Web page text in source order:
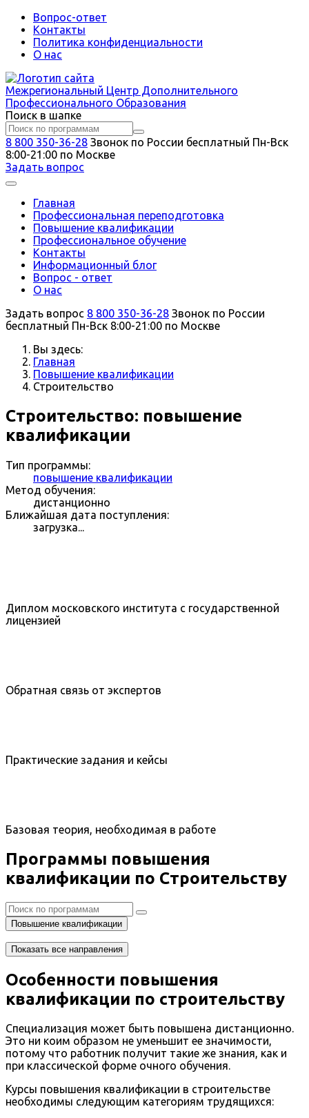
Вопрос-ответ
Контакты
Политика конфиденциальности
О нас
Межрегиональный Центр Дополнительного
Профессионального Образования
Поиск в шапке
8 800 350-36-28 Звонок по России бесплатный Пн-Вск
8:00-21:00 по Москве
Задать вопрос
Главная
Профессиональная переподготовка
Повышение квалификации
Профессиональное обучение
Контакты
Информационный блог
Вопрос - ответ
О нас
Задать вопрос 8 800 350-36-28 Звонок по России
бесплатный Пн-Вск 8:00-21:00 по Москве
Вы здесь:
Главная
Повышение квалификации
Строительство
Строительство: повышение
квалификации
Тип программы:
повышение квалификации
Метод обучения:
дистанционно
Ближайшая дата поступления:
загрузка...
Диплом московского института с государственной
лицензией
Обратная связь от экспертов
Практические задания и кейсы
Базовая теория, необходимая в работе
Программы повышения
квалификации по Строительству
Повышение квалификации
Показать все направления
Особенности повышения
квалификации по строительству
Специализация может быть повышена дистанционно.
Это ни коим образом не уменьшит ее значимости,
потому что работник получит такие же знания, как и
при классической форме очного обучения.
Курсы повышения квалификации в строительстве
необходимы следующим категориям трудящихся: